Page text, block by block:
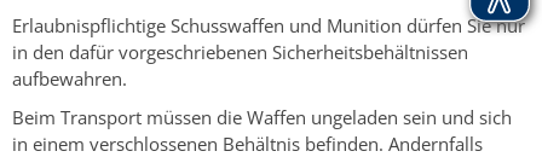
Erlaubnispflichtige Schusswaffen und Munition dürfen Sie nur
in den dafür vorgeschriebenen Sicherheitsbehältnissen
aufbewahren.
Beim Transport müssen die Waffen ungeladen sein und sich
in einem verschlossenen Behältnis befinden. Andernfalls